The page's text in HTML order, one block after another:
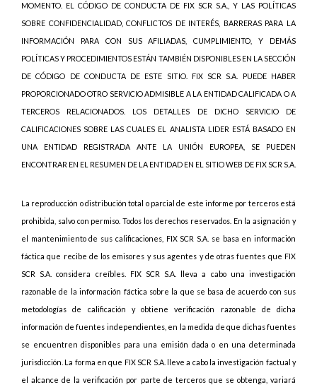
MOMENTO. EL CÓDIGO DE CONDUCTA DE FIX SCR S.A., Y LAS POLÍTICAS
SOBRE CONFIDENCIALIDAD, CONFLICTOS DE INTERÉS, BARRERAS PARA LA
INFORMACIÓN PARA CON SUS AFILIADAS, CUMPLIMIENTO, Y DEMÁS
POLÍTICAS Y PROCEDIMIENTOS ESTÁN TAMBIÉN DISPONIBLES EN LA SECCIÓN
DE CÓDIGO DE CONDUCTA DE ESTE SITIO. FIX SCR S.A. PUEDE HABER
PROPORCIONADO OTRO SERVICIO ADMISIBLE A LA ENTIDAD CALIFICADA O A
TERCEROS RELACIONADOS. LOS DETALLES DE DICHO SERVICIO DE
CALIFICACIONES SOBRE LAS CUALES EL ANALISTA LIDER ESTÁ BASADO EN
UNA ENTIDAD REGISTRADA ANTE LA UNIÓN EUROPEA, SE PUEDEN
ENCONTRAR EN EL RESUMEN DE LA ENTIDAD EN EL SITIO WEB DE FIX SCR S.A.
La reproducción o distribución total o parcial de este informe por terceros está
prohibida, salvo con permiso. Todos los derechos reservados. En la asignación y
el mantenimiento de sus calificaciones, FIX SCR S.A. se basa en información
fáctica que recibe de los emisores y sus agentes y de otras fuentes que FIX
SCR S.A. considera creíbles. FIX SCR S.A. lleva a cabo una investigación
razonable de la información fáctica sobre la que se basa de acuerdo con sus
metodologías de calificación y obtiene verificación razonable de dicha
información de fuentes independientes, en la medida de que dichas fuentes
se encuentren disponibles para una emisión dada o en una determinada
jurisdicción. La forma en que FIX SCR S.A. lleve a cabo la investigación factual y
el alcance de la verificación por parte de terceros que se obtenga, variará